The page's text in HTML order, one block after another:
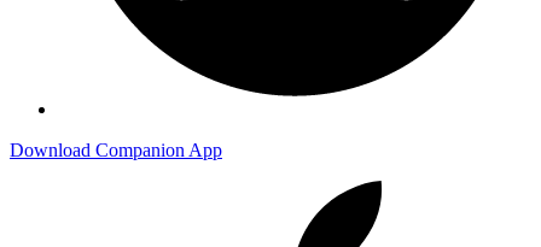
Download Companion App